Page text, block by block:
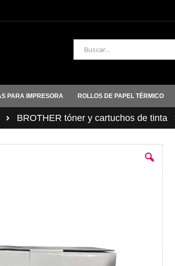
Buscar
PARA IMPRESORA ROLLOS DE PAPEL TÉRMICO
BROTHER tóner y cartuchos de tinta